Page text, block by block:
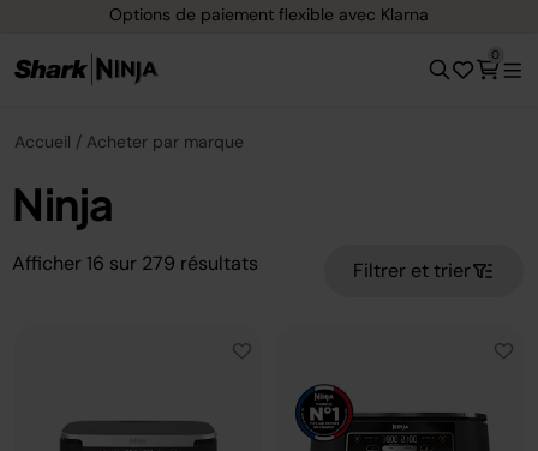
Options de paiement flexible avec Klarna
0
Accueil Acheter par marque
Ninja
Afficher 16 sur 279 résultats Filtrer et trier